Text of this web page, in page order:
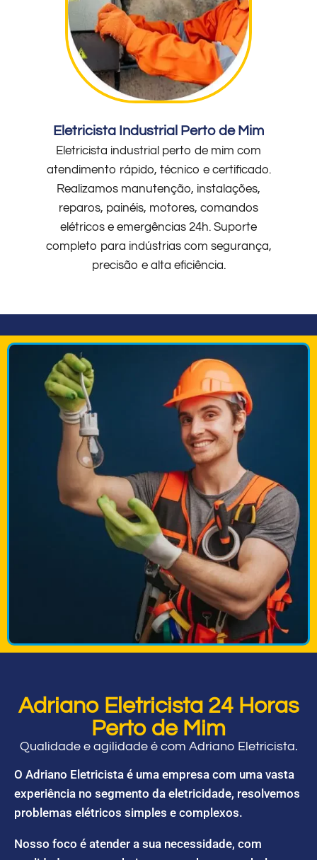
Eletricista Industrial Perto de Mim
Eletricista industrial perto de mim com
atendimento rápido, técnico e certificado.
Realizamos manutenção, instalações,
reparos, painéis, motores, comandos
elétricos e emergências 24h. Suporte
completo para indústrias com segurança,
precisão e alta eficiência.
Adriano Eletricista 24 Horas
Perto de Mim
Qualidade e agilidade é com Adriano Eletricista.
O Adriano Eletricista é uma empresa com uma vasta
experiência no segmento da eletricidade, resolvemos
problemas elétricos simples e complexos.
Nosso foco é atender a sua necessidade, com